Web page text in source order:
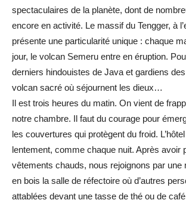
spectaculaires de la planète, dont de
encore en activité. Le massif du Tengger, à
présente une particularité unique : chaque
jour, le volcan Semeru entre en éruption.
derniers hindouistes de Java et gardiens
volcan sacré où séjournent les dieux…
Il est trois heures du matin. On vient de
notre chambre. Il faut du courage pour
les couvertures qui protègent du froid. L’hôtel
lentement, comme chaque nuit. Après avoir
vêtements chauds, nous rejoignons par une
en bois la salle de réfectoire où d’autres
attablées devant une tasse de thé ou de